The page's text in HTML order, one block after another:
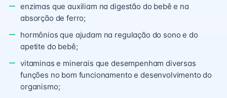
enzimas que auxiliam na digestão do bebê e na
absorção de ferro;
hormônios que ajudam na regulação do sono e do
apetite do bebê;
vitaminas e minerais que desempenham diversas
funções no bom funcionamento e desenvolvimento do
organismo;